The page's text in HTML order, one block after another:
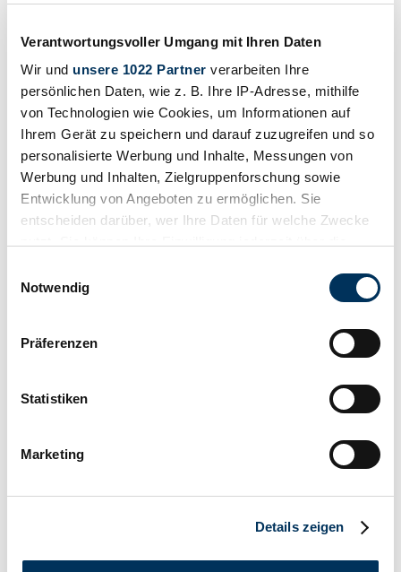
Verantwortungsvoller Umgang mit Ihren Daten
Wir und unsere 1022 Partner verarbeiten Ihre
persönlichen Daten, wie z. B. Ihre IP-Adresse, mithilfe
von Technologien wie Cookies, um Informationen auf
Ihrem Gerät zu speichern und darauf zuzugreifen und so
personalisierte Werbung und Inhalte, Messungen von
Werbung und Inhalten, Zielgruppenforschung sowie
Entwicklung von Angeboten zu ermöglichen. Sie
entscheiden darüber, wer Ihre Daten für welche Zwecke
Trigger Symbol ändern oder widerrufen
Informationen über Ihre geografische Lage
können
bestimmten Merkmalen (Fingerprinting) identifizieren
Erfahren Sie mehr darüber, wie Ihre persönlichen Daten
Notwendig
Präferenzen
Statistiken
Marketing
Details zeigen
Drucken
Alle Services zu diesem Fahrzeug
2-door Sports Coupe
34.945 €